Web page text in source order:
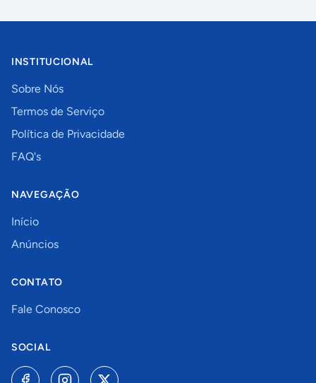
INSTITUCIONAL
Sobre Nós
Termos de Serviço
Política de Privacidade
FAQ's
NAVEGAÇÃO
Início
Anúncios
CONTATO
Fale Conosco
SOCIAL